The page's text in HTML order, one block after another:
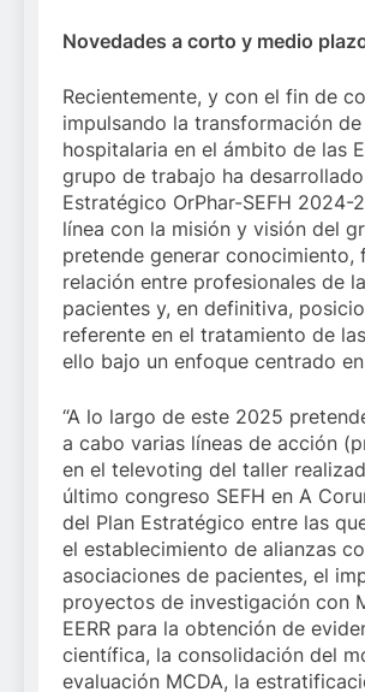
Novedades a corto y medio
Recientemente, y con el fin de
impulsando la transformación
hospitalaria en el ámbito de las
grupo de trabajo ha
Estratégico OrPhar-SEFH 2024-
línea con la misión y visión del
pretende generar conocimiento,
relación entre profesionales de
pacientes y, en definitiva,
referente en el tratamiento de
ello bajo un enfoque centrado
“A lo largo de este 2025
a cabo varias líneas de acción
en el televoting del taller
último congreso SEFH en A
del Plan Estratégico entre las
el establecimiento de alianzas
asociaciones de pacientes, el
proyectos de investigación con
EERR para la obtención de
científica, la consolidación del
evaluación MCDA, la